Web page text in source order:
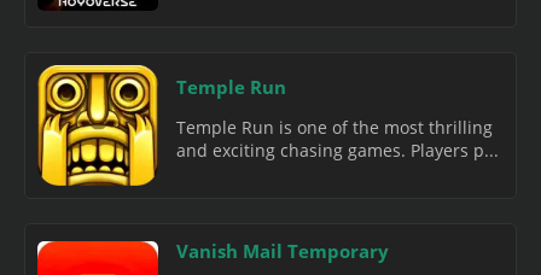
Temple Run
Temple Run is one of the most thrilling
and exciting chasing games. Players p...
Vanish Mail Temporary